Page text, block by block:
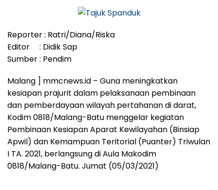
Reporter : Ratri/Diana/Riska
Editor : Didik Sap
Sumber : Pendim
Malang ] mmcnews.id – Guna meningkatkan
kesiapan prajurit dalam pelaksanaan pembinaan
dan pemberdayaan wilayah pertahanan di darat,
Kodim 0818/Malang-Batu menggelar kegiatan
Pembinaan Kesiapan Aparat Kewilayahan (Binsiap
Apwil) dan Kemampuan Teritorial (Puanter) Triwulan
I TA. 2021, berlangsung di Aula Makodim
0818/Malang-Batu. Jumat (05/03/2021)